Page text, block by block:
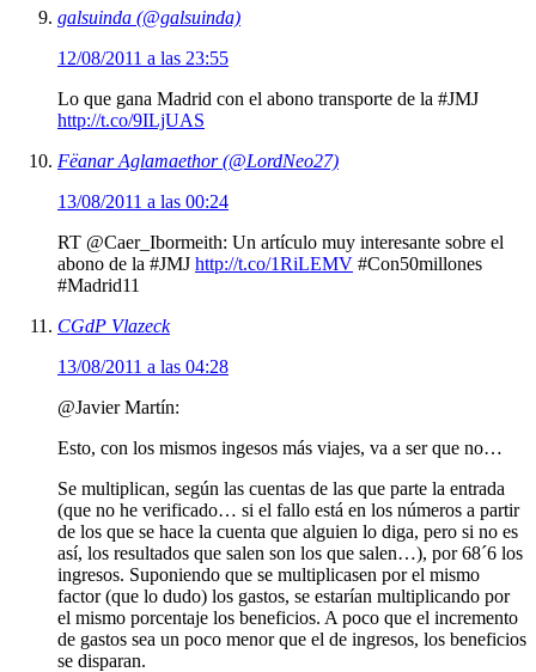
galsuinda (@galsuinda)
12/08/2011 a las 23:55
Lo que gana Madrid con el abono transporte de la #JMJ
http://t.co/9ILjUAS
Fëanar Aglamaethor (@LordNeo27)
13/08/2011 a las 00:24
RT @Caer_Ibormeith: Un artículo muy interesante sobre el
abono de la #JMJ http://t.co/1RiLEMV #Con50millones
#Madrid11
CGdP Vlazeck
13/08/2011 a las 04:28
@Javier Martín:
Esto, con los mismos ingesos más viajes, va a ser que no…
Se multiplican, según las cuentas de las que parte la entrada
(que no he verificado… si el fallo está en los números a partir
de los que se hace la cuenta que alguien lo diga, pero si no es
así, los resultados que salen son los que salen…), por 68´6 los
ingresos. Suponiendo que se multiplicasen por el mismo
factor (que lo dudo) los gastos, se estarían multiplicando por
el mismo porcentaje los beneficios. A poco que el incremento
de gastos sea un poco menor que el de ingresos, los beneficios
se disparan.